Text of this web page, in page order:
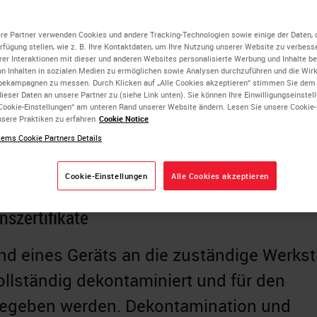
des mitgelieferten Handbuchs
bestätigen,
vor ihrer Rücksendung an die
dekontaminiert und für den
eines Geräts an die zuständige
dekontaminiert und für den
werden. Dekontamination und
Partner verwenden Cookies und andere Tracking-Technologien sowie einige der Daten,
stellen, wie z. B. Ihre Kontaktdaten, um Ihre Nutzung unserer Website zu
Interaktionen mit dieser und anderen Websites personalisierte Werbung und Inhalte
Inhalten in sozialen Medien zu ermöglichen sowie Analysen durchzuführen und die
zu messen. Durch Klicken auf „Alle Cookies akzeptieren“ stimmen Sie
Daten an unsere Partner zu (siehe Link unten). Sie können Ihre
Einstellungen“ am unteren Rand unserer Website ändern. Lesen Sie unsere
Praktiken zu erfahren Cookie Notice
Cookie Partners Details
Cookie-Einstellungen Alle Cookies akzeptieren